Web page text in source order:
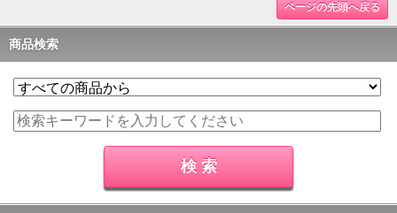
ページの先頭へ戻る
商品検索